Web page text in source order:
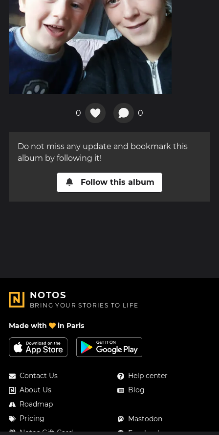
0 0
Do not miss any update and bookmark this
album by following it!
Follow this album
NOTOS
BRING YOUR STORIES TO LIFE
Made with in Paris
Contact Us
About Us
Roadmap
Pricing
Notos Gift Card
Help center
Blog
Mastodon
Facebook